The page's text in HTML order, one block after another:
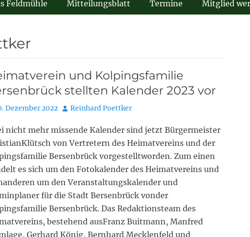
Feldmühle Mitteilungsblatt Termine Mitglied
und Kolpingsfamilie
stellten Kalender 2023 vor
Dezember 2022 Autor
Reinhard Poettker
nicht mehr missende Kalender sind jetzt Bürgermeister
von Vertretern des Heimatvereins und der
Bersenbrück vorgestelltworden. Zum einen
es sich um den Fotokalender des Heimatvereins und
um den Veranstaltungskalender und
für die Stadt Bersenbrück vonder
Bersenbrück. Das Redaktionsteam des
bestehend ausFranz Buitmann, Manfred
Gerhard König, Bernhard Mecklenfeld und